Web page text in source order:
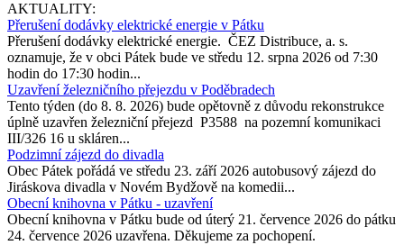
AKTUALITY:
Přerušení dodávky elektrické energie v Pátku
Přerušení dodávky elektrické energie. ČEZ Distribuce, a. s.
oznamuje, že v obci Pátek bude ve středu 12. srpna 2026 od 7:30
hodin do 17:30 hodin...
Uzavření železničního přejezdu v Poděbradech
Tento týden (do 8. 8. 2026) bude opětovně z důvodu rekonstrukce
úplně uzavřen železniční přejezd P3588 na pozemní komunikaci
III/326 16 u skláren...
Podzimní zájezd do divadla
Obec Pátek pořádá ve středu 23. září 2026 autobusový zájezd do
Jiráskova divadla v Novém Bydžově na komedii...
Obecní knihovna v Pátku - uzavření
Obecní knihovna v Pátku bude od úterý 21. července 2026 do pátku
24. července 2026 uzavřena. Děkujeme za pochopení.